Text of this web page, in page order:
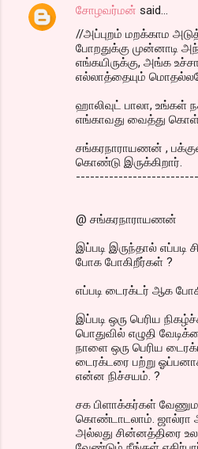
சோழவர்மன் said…
//அப்புறம் மறக்காம
போறதுக்கு முன்னாடி
எங்கயிருக்கு, அங்க
எல்லாத்தையும்
ஹாலிவுட் பாலா, உங்கள்
எங்காவது வைத்து
சங்கரநாராயணன் ,
கொண்டு இருக்கிறார்.
@ சங்கரநாராயணன்
இப்படி இருந்தால் எப்படி
போக போகிறீர்கள் ?
எப்படி டைரக்டர் ஆக
இப்படி ஒரு பெரிய
பொதுவில் எழுதி
நாளை ஒரு பெரிய
டைரக்டரை பற்று
என்ன நிச்சயம். ?
சக பிளாக்கர்கள்
கொண்டாடலாம். ஜால்ரா
அல்லது சின்னத்திரை